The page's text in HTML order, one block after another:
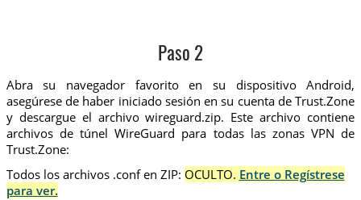
Paso 2
Abra su navegador favorito en su dispositivo Android,
asegúrese de haber iniciado sesión en su cuenta de Trust.Zone
y descargue el archivo wireguard.zip. Este archivo contiene
archivos de túnel WireGuard para todas las zonas VPN de
Trust.Zone:
Todos los archivos .conf en ZIP: OCULTO. Entre o Regístrese
para ver.